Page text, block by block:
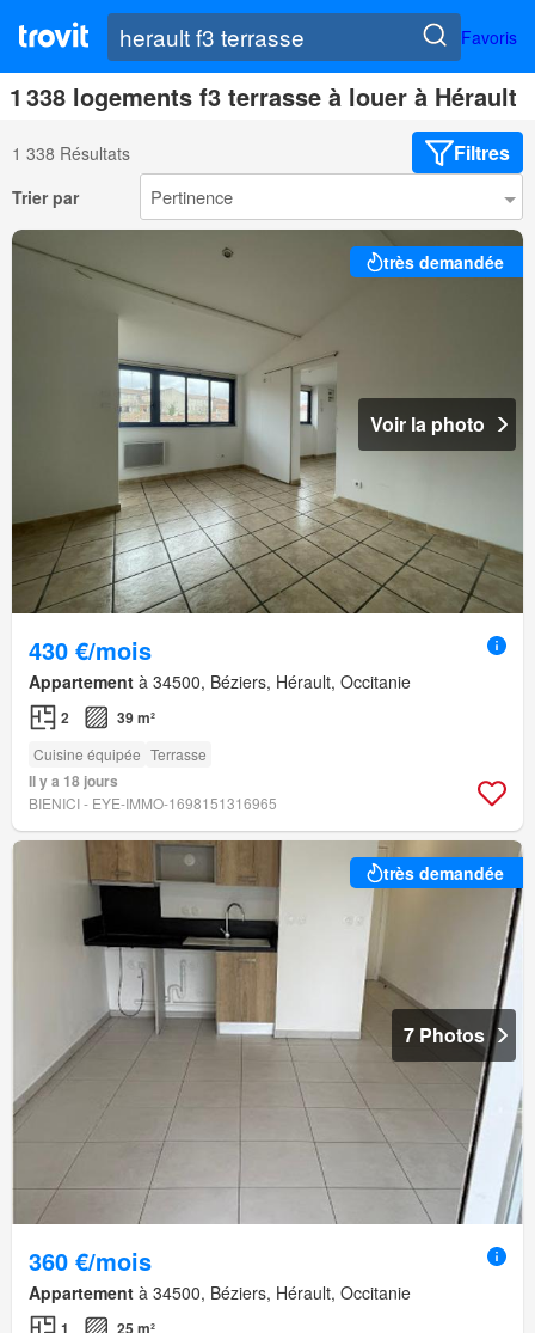
Favoris
1 338 logements f3 terrasse à louer à Hérault
1 338 Résultats Filtres
Trier par
très demandée
Voir la photo
430 €/mois
Appartement à 34500, Béziers, Hérault, Occitanie
2 39 m²
Cuisine équipée Terrasse
Il y a 18 jours
BIENICI - EYE-IMMO-1698151316965
très demandée
7 Photos
360 €/mois
Appartement à 34500, Béziers, Hérault, Occitanie
1 25 m²